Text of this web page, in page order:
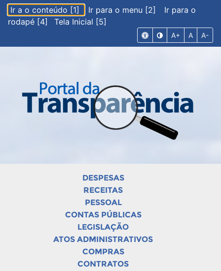
Ir a o conteúdo [1] Ir para o menu [2]
Ir para o
rodapé [4]
Tela Inicial [5]
A+ A A-
DESPESAS
RECEITAS
PESSOAL
CONTAS PÚBLICAS
LEGISLAÇÃO
ATOS ADMINISTRATIVOS
COMPRAS
CONTRATOS